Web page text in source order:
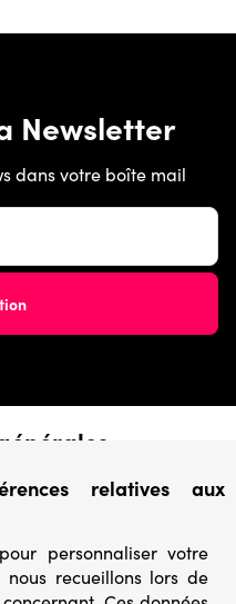
Newsletter
dans votre boîte mail
vente
des Données
légales
relatives aux
personnaliser votre
recueillons lors de